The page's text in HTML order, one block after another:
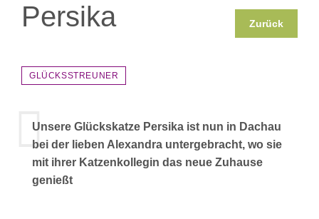
Persika Zurück
GLÜCKSSTREUNER
Unsere Glückskatze Persika ist nun in Dachau
bei der lieben Alexandra untergebracht, wo sie
mit ihrer Katzenkollegin das neue Zuhause
genießt